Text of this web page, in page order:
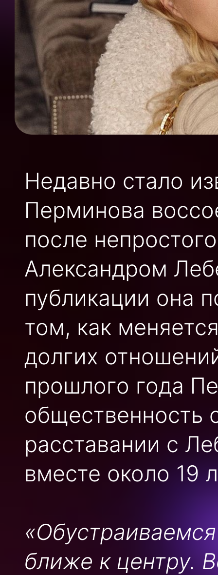
Недавно стало
Перминова
после
Александром
публикации она
том, как
долгих
прошлого года
расставании с
вместе около 19
ближе к центру.